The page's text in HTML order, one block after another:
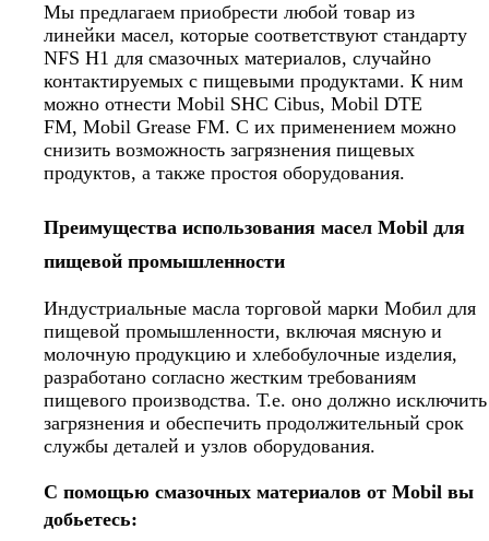
Мы предлагаем приобрести любой товар из
линейки масел, которые соответствуют стандарту
NFS H1 для смазочных материалов, случайно
контактируемых с пищевыми продуктами. К ним
можно отнести Mobil SHC Cibus, Mobil DTE
FM, Mobil Grease FM. С их применением можно
снизить возможность загрязнения пищевых
продуктов, а также простоя оборудования.
Преимущества использования масел Mobil для
пищевой промышленности
Индустриальные масла торговой марки Мобил для
пищевой промышленности, включая мясную и
молочную продукцию и хлебобулочные изделия,
разработано согласно жестким требованиям
пищевого производства. Т.е. оно должно исключить
загрязнения и обеспечить продолжительный срок
службы деталей и узлов оборудования.
С помощью смазочных материалов от Mobil вы
добьетесь: